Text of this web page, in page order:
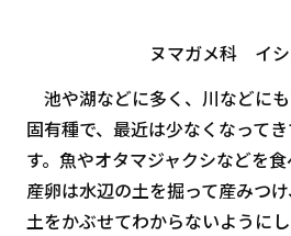
ヌマガメ科 イ
池や湖などに多く、川などに
固有種で、最近は少なくなって
す。魚やオタマジャクシなどを食
産卵は水辺の土を掘って産みつ
土をかぶせてわからないようにし